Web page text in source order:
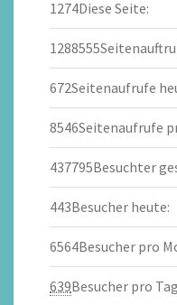
1274Diese Seite:
1288555
672Seitenaufrufe
8546Seitenaufrufe
437795Besuchter
443Besucher heute:
6564Besucher pro
639Besucher pro